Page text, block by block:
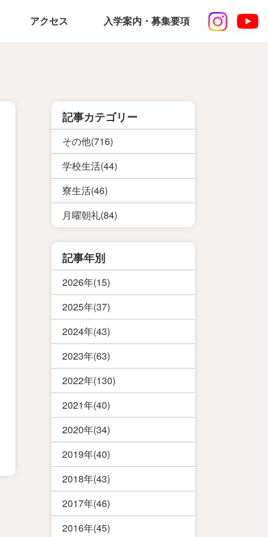
アクセス 入学案内・募集要項
記事カテゴリー
その他(716)
学校生活(44)
寮生活(46)
月曜朝礼(84)
記事年別
2026年(15)
2025年(37)
2024年(43)
2023年(63)
2022年(130)
2021年(40)
2020年(34)
2019年(40)
2018年(43)
2017年(46)
2016年(45)